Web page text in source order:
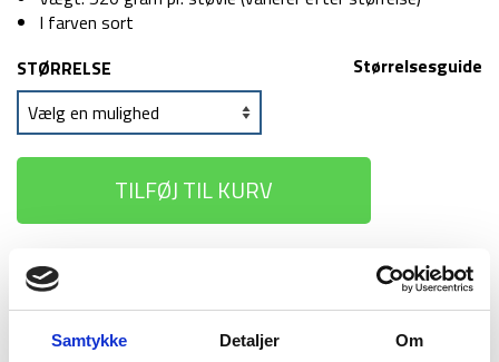
Samtykke Detaljer Om
I farven sort
Størrelsesguide
STØRRELSE
TILFØJ TIL KURV
100 dages
returret